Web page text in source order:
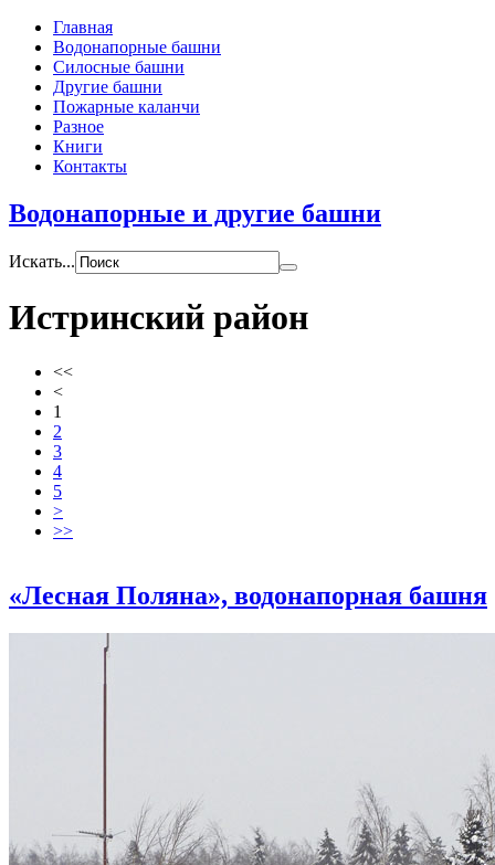
Главная
Водонапорные башни
Силосные башни
Другие башни
Пожарные каланчи
Разное
Книги
Контакты
Водонапорные и другие башни
Искать...
Истринский район
<<
<
1
2
3
4
5
>
>>
«Лесная Поляна», водонапорная башня